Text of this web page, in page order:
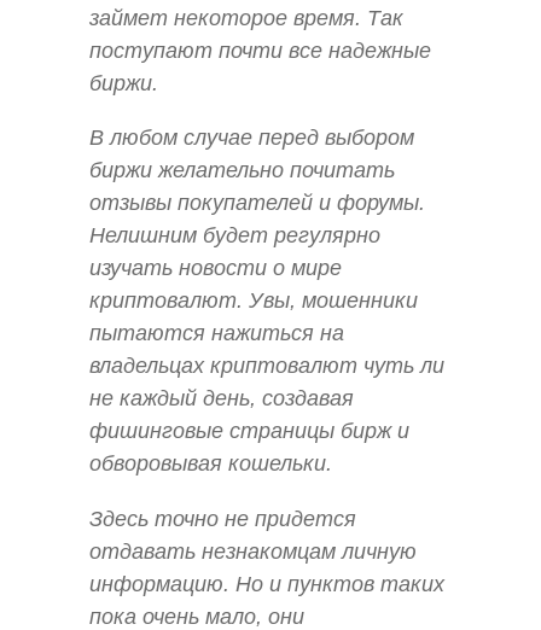
займет некоторое время. Так
поступают почти все надежные
биржи.
В любом случае перед выбором
биржи желательно почитать
отзывы покупателей и форумы.
Нелишним будет регулярно
изучать новости о мире
криптовалют. Увы, мошенники
пытаются нажиться на
владельцах криптовалют чуть ли
не каждый день, создавая
фишинговые страницы бирж и
обворовывая кошельки.
Здесь точно не придется
отдавать незнакомцам личную
информацию. Но и пунктов таких
пока очень мало, они